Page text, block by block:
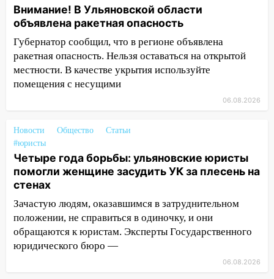
экстрим: в Ульяновске пройдет
большой фестиваль «Наше время»
17:30
Где есть бензин в Ульяновске 5
августа после рабочего дня: список АЗС
17:05 «Обыск» по видеосвязи: в
16:12
Едва не перерезал горло: в
Вешкайме посиделки с судимым
знакомым закончились для женщины
больницей
16:06 18-летняя девушка без прав
перевернулась на мопеде и попала в
больницу
15:59 Ульяновец отдал более 14
миллионов рублей за криминальное
Внимание! В Ульяновской области
объявлена ракетная опасность
Губернатор сообщил, что в регионе объявлена
ракетная опасность. Нельзя оставаться на открытой
местности. В качестве укрытия используйте
помещения с несущими
06.08.2026
Новости Общество
Статьи
#юристы
Четыре года борьбы: ульяновские юристы
помогли женщине засудить УК за плесень на
стенах
Зачастую людям, оказавшимся в затруднительном
положении, не справиться в одиночку, и они
обращаются к юристам. Эксперты Государственного
юридического бюро —
06.08.2026